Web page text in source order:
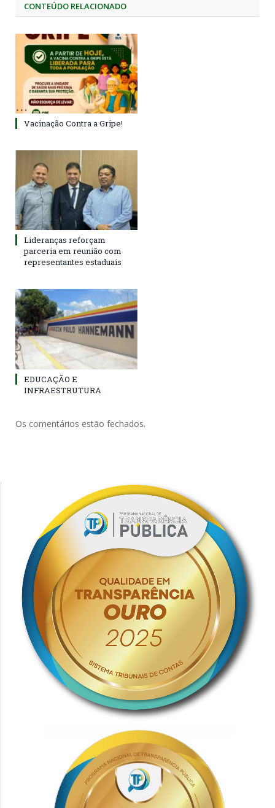
CONTEÚDO RELACIONADO
Vacinação Contra a Gripe!
Lideranças reforçam
parceria em reunião com
representantes estaduais
EDUCAÇÃO E
INFRAESTRUTURA
Os comentários estão fechados.